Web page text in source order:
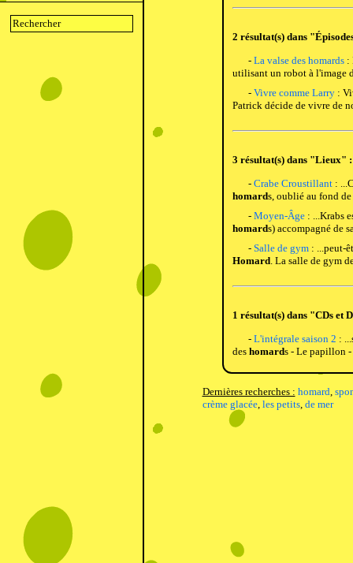
2 résultat(s) dans
- La valse des homards:
utilisant un robot à l'image
- Vivre comme Larry:
Patrick décide de vivre de
3 résultat(s) dans "Lieux" :
- Crabe Croustillant:
homards, oublié au fond de
- Moyen-Âge: ...Krabs
homards) accompagné de
- Salle de gym: ...peut-
Homard. La salle de gym
1 résultat(s) dans "CDs et
- L'intégrale saison 2 :
des homards - Le papillon -
Dernières recherches : homard,
crème glacée, les petits, de mer